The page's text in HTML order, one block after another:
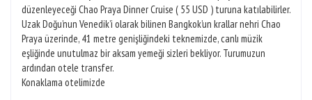
düzenleyeceği Chao Praya Dinner Cruise ( 55 USD ) turuna katılabilirler.
Uzak Doğu’nun Venedik’i olarak bilinen Bangkok’un krallar nehri Chao
Praya üzerinde, 41 metre genişliğindeki teknemizde, canlı müzik
eşliğinde unutulmaz bir aksam yemeği sizleri bekliyor. Turumuzun
ardından otele transfer.
Konaklama otelimizde